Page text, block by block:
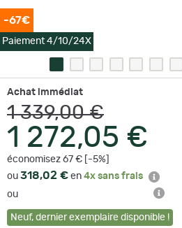
-67€
Paiement 4/10/24X
Achat immédiat
1 339,00 €
1 272,05 €
économisez 67 € [-5%]
ou 318,02 € en 4x sans frais
ou
Neuf, dernier exemplaire disponible !